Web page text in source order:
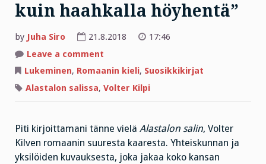
kuin haahkalla höyhentä”
by Juha Siro 21.8.2018
17:46
Leave a comment
pojanpoikana
vaikka
paksulti
haahkalla
höyhentä”
Lukeminen, Romaanin kieli, Suosikkikirjat
Alastalon salissa, Volter Kilpi
Piti kirjoittamani tänne vielä Alastalon salin, Volter
Kilven romaanin suuresta kaaresta. Yhteiskunnan ja
yksilöiden kuvauksesta, joka jakaa koko kansan